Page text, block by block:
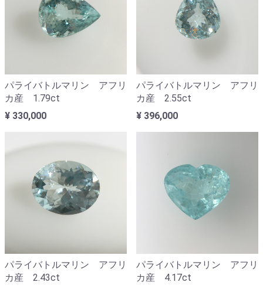
パライバトルマリン アフリ
カ産 1.79ct
¥ 330,000
パライバトルマリン アフリ
カ産 2.55ct
¥ 396,000
パライバトルマリン アフリ
カ産 2.43ct
パライバトルマリン アフリ
カ産 4.17ct